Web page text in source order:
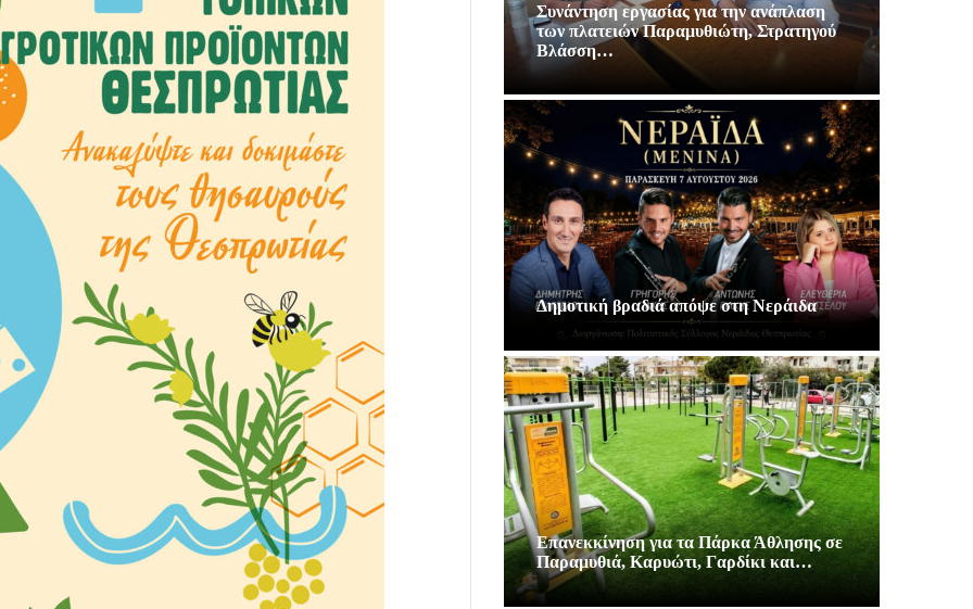
Συνάντηση εργασίας για την ανάπλαση
των πλατειών Παραμυθιώτη, Στρατηγού
Βλάσση…
Δημοτική βραδιά απόψε στη Νεράιδα
Επανεκκίνηση για τα Πάρκα Άθλησης σε
Παραμυθιά, Καρυώτι, Γαρδίκι και…